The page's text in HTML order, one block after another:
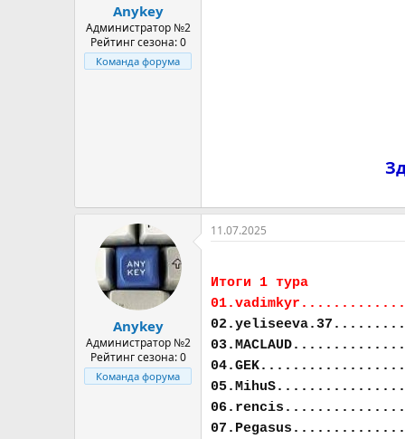
Anykey
Администратор №2
Рейтинг сезона: 0
Команда форума
Anykey
Администратор №2
Рейтинг сезона: 0
Команда форума
11.07.2025
Итоги 1 тура